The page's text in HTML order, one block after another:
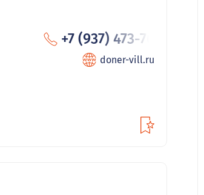
+7 (937) 473-76
doner-vill.ru